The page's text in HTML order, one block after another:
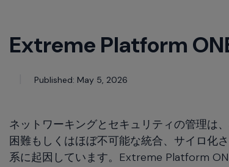
keys,
enter,
and
Arrow
keys
can
navigate
Extreme Platform
Published: May 5, 2026
ネットワーキングとセキュリティの管理は
困難もしくはほぼ不可能な統合、サイロ化
系に起因しています。Extreme Platform